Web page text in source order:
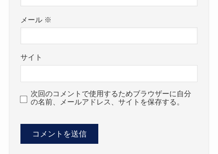
メール ※
サイト
次回のコメントで使用するためブラウザーに自分
の名前、メールアドレス、サイトを保存する。